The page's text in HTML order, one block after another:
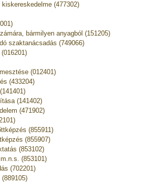
(477302)
bármilyen anyagból (151205)
szaktanácsadás (749066)
(012401)
(433204)
(141402)
(471902)
(855911)
(855907)
(853102)
(853101)
(702201)